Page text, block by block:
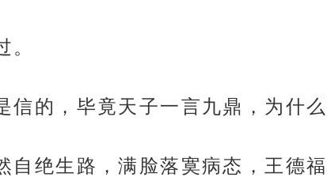
。
信的，毕竟天子一言九鼎，为什
自绝生路，满脸落寞病态，王德